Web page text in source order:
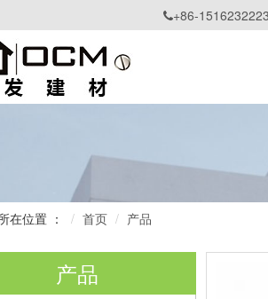
+86-
在位置 ： 首页 产品
产品